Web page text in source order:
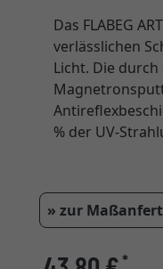
Das FLABEG
verlässlichen
Licht. Die durch
% der UV-
» zur
*